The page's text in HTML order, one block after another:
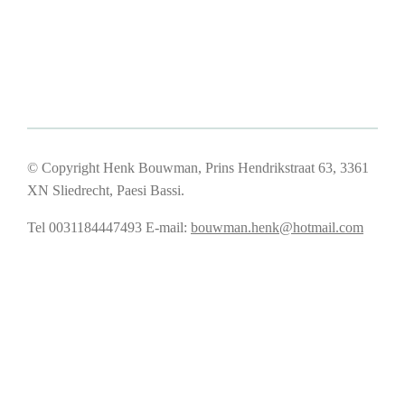
© Copyright Henk Bouwman, Prins Hendrikstraat 63, 3361
XN Sliedrecht, Paesi Bassi.
Tel 0031184447493 E-mail: bouwman.henk@hotmail.com